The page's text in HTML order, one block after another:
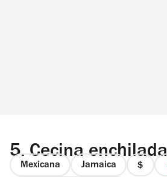
5. Cecina enchilada
Mexicana Jamaica
precio